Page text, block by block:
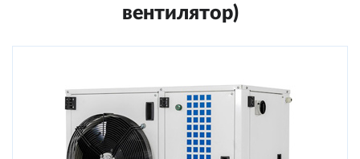
вентилятор)